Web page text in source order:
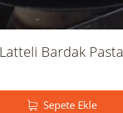
Latteli Bardak Pasta
Sepete Ekle